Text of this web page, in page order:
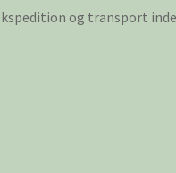
og transport